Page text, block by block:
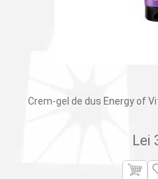
Crem-gel de dus Energy of
Lei